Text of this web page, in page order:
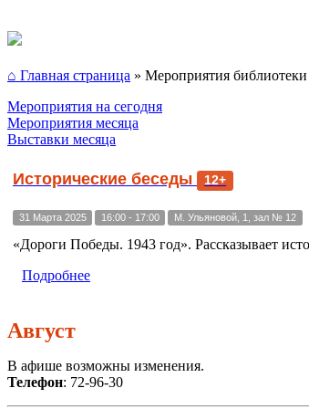
⌂ Главная страница » Мероприятия библиотеки
Мероприятия на сегодня
Мероприятия месяца
Выставки месяца
Исторические беседы 12+
31 Марта 2025 16:00 - 17:00 М. Ульяновой, 1, зал № 12
«Дороги Победы. 1943 год». Рассказывает
Подробнее
Август
В афише возможны изменения.
Телефон: 72-96-30